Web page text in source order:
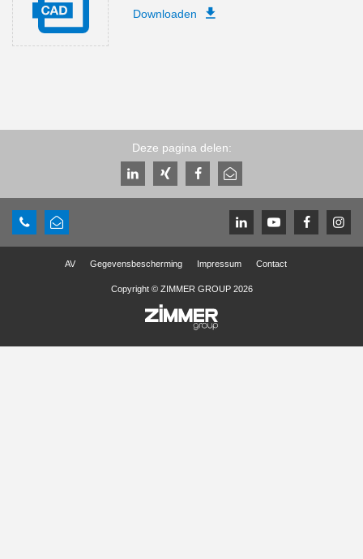
Downloaden
Deze pagina delen:
AV Gegevensbescherming Impressum Contact
Copyright © ZIMMER GROUP 2026